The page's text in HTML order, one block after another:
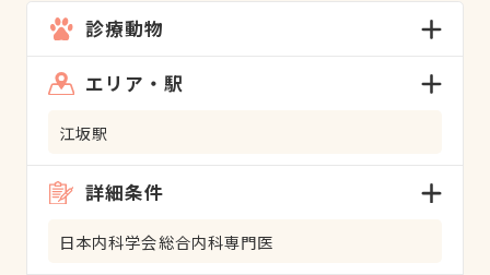
診療動物
エリア・駅
江坂駅
詳細条件
日本内科学会総合内科専門医